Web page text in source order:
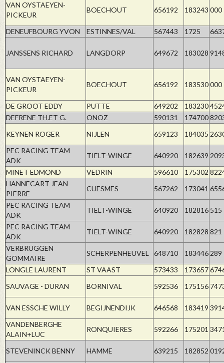
VAN OYSTAEYEN-
PICKEUR
BOECHOUT 656192 183243 000
DENEUFBOURG YVON ESTINNES/VAL 567443 1725
JANSSENS RICHARD LANGDORP 649672 183028
VAN OYSTAEYEN-
PICKEUR
BOECHOUT 656192 183530000
DE GROOT EDDY PUTTE 649202 183230
DEFRENE TH.ET G.
ONOZ 590131 174700
KEYNEN ROGER
NIJLEN 659123 184035
PEC RACING TEAM
ADK
TIELT-WINGE 640920 182639
MINET EDMOND
VEDRIN 596610 175302
HANNECART JEAN-
PIERRE
CUESMES 567262 173041
PEC RACING TEAM
ADK
TIELT-WINGE 640920 182816 515
PEC RACING TEAM
ADK
TIELT-WINGE 640920 182828 821
VERBRUGGEN
GOMMAIRE
SCHERPENHEUVEL 648710 183446 289
LONGLE LAURENT
ST VAAST 573433 173657
SAUVAGE - DURAN
BORNIVAL 592536 175156
VAN ESSCHE WILLY BEGIJNENDIJK 646568 183419
VANDENBERGHE
ALAIN+LUC
RONQUIERES 592266 175201
STEVENINCK BENNY HAMME 639215 182852